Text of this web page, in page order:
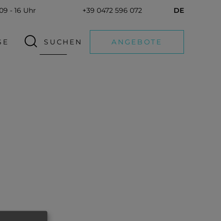
- 16 Uhr +39 0472 596 072 DE
SUCHEN ANGEBOTE